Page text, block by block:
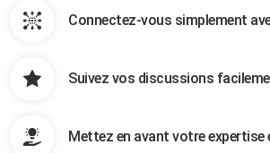
Connectez-vous simplement
Suivez vos discussions
Mettez en avant votre expertise